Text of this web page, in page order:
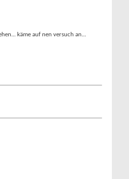
käme auf nen versuch an...